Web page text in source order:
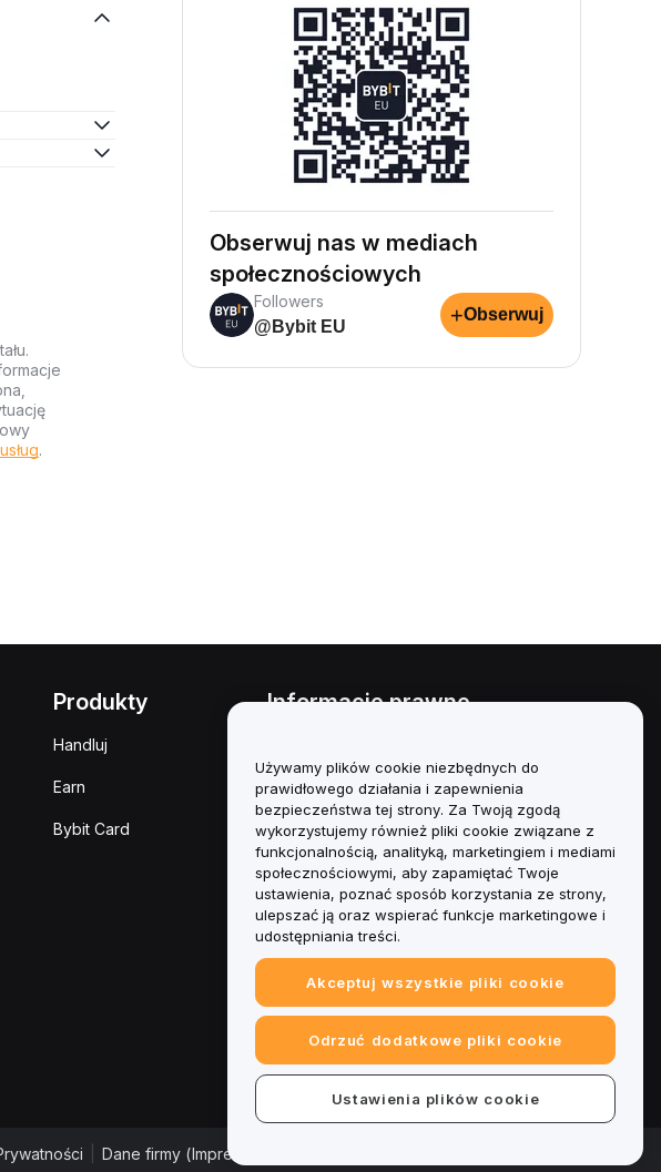
.
Obserwuj nas w mediach
społecznościowych
Followers
@Bybit EU
+Obserwuj
Produkty
Handluj
Earn
Bybit Card
Informacje prawne
interesów
Podsumowanie polityki
powiernictwa i zarządzania
Informacje ESG
Biuletyny informacyjne
kryptoaktywów
Dane firmy (Impressum)
Używamy plików cookie niezbędnych do
prawidłowego działania i zapewnienia
bezpieczeństwa tej strony. Za Twoją zgodą
wykorzystujemy również pliki cookie związane z
funkcjonalnością, analityką, marketingiem i mediami
społecznościowymi, aby zapamiętać Twoje
ustawienia, poznać sposób korzystania ze strony,
ulepszać ją oraz wspierać funkcje marketingowe i
udostępniania treści.
Akceptuj wszystkie pliki cookie
Odrzuć dodatkowe pliki cookie
Ustawienia plików cookie